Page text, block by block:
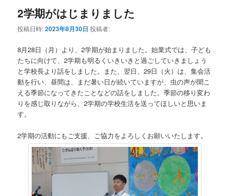
2学期がはじまりました
投稿日時:2023年8月30日 投稿者:
8月28日（月）より、2学期が始まりました。始業式では、子ども
たちに向けて、2学期も明るくいきいきと過ごしていきましょう
と学校長より話をしました。また、翌日、29日（火）は、集会活
動を行い、昼間は、まだ暑い日が続いていますが、虫の声が聞こ
える季節になってきたことなどの話をしました。季節の移り変わ
りを感じ取りながら、2学期の学校生活を送ってほしいと思いま
す。
2学期の活動にもご支援、ご協力をよろしくお願いいたします。